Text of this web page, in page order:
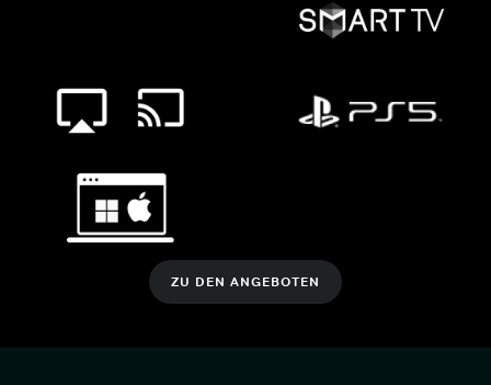
ZU DEN ANGEBOTEN